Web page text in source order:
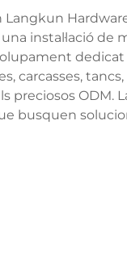
instal·lació de
dedicat
tancs,
preciosos ODM.
busquen